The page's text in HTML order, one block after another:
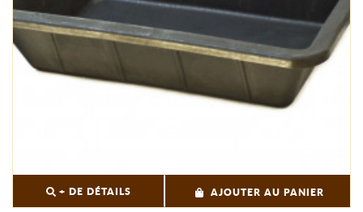
+ DE DÉTAILS AJOUTER AU PANIER